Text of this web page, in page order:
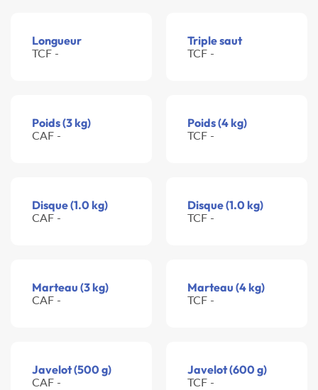
Longueur
TCF -
Triple saut
TCF -
Poids (3 kg)
CAF -
Poids (4 kg)
TCF -
Disque (1.0 kg)
CAF -
Disque (1.0 kg)
TCF -
Marteau (3 kg)
CAF -
Marteau (4 kg)
TCF -
Javelot (500 g)
CAF -
Javelot (600 g)
TCF -